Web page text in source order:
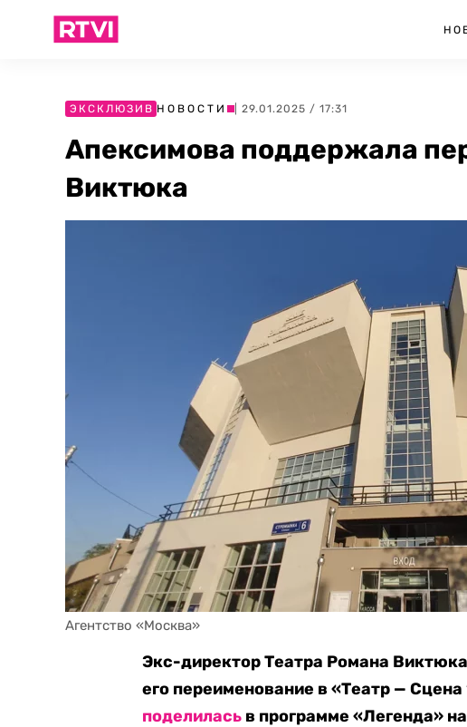
ЭКСКЛЮЗИВ НОВОСТИ | 29.01.2025 / 17:31
Апексимова поддержала
Виктюка
Агентство «Москва»
Экс-директор Театра Романа
его переименование в «Театр —
поделилась в программе «Легенда»